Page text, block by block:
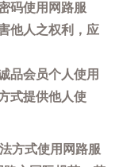
码使用网路服
他人之权利，应
品会员个人使用
式提供他人使
方式使用网路服